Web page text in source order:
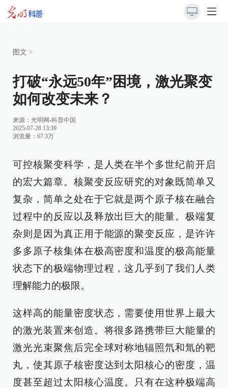
图文 >
打破“永远50年”困境，激光聚变
如何改变未来？
来源： 光明网-科普中国
2025-07-28 13:39
浏览量：67.3万
可控核聚变科学，是人类在半个多世纪前开启
的宏大篇章。核聚变反应研究的对象既简单又
复杂，简单之处在于它就是两个原子核在融合
过程中的反应以及释放出巨大的能量。极端复
杂则是因为真正用于能源的聚变反应，是许许
多多原子核集体在极高密度和温度的极高能量
状态下的极端物理过程，这几乎到了我们人类
理解能力的极限。
这样高的能量密度状态，需要使用世界上最大
的激光装置来创造。将很多路携带巨大能量的
激光光束聚焦后完全球对称地辐照氘和氚的靶
丸，使其原子核密度达到太阳核心的密度，温
度甚至超过太阳核心温度。只有在这种极端高